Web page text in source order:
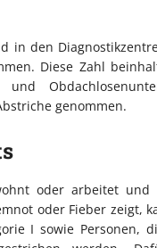
in den
Diese Zahl
und
genommen.
oder arbeitet und
oder Fieber zeigt,
I sowie Personen,